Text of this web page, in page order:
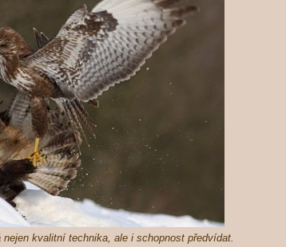
kvalitní technika, ale i schopnost předvídat.